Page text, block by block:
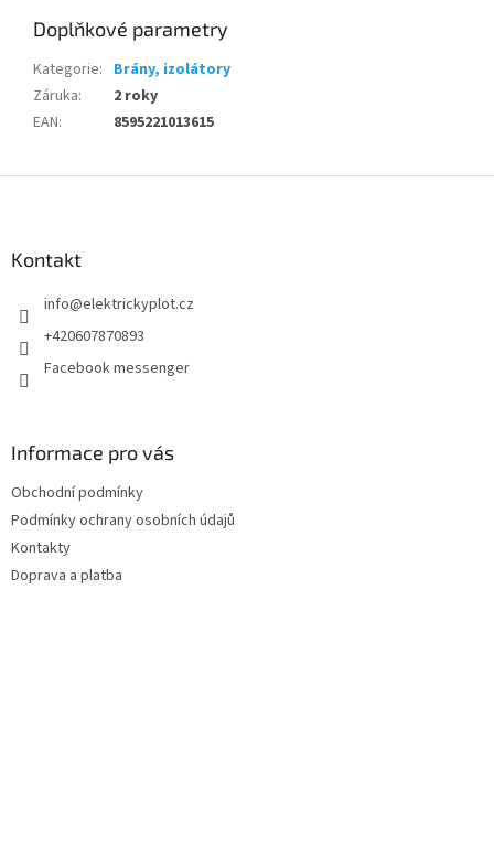
Doplňkové parametry
Kategorie: Brány, izolátory
Záruka:
2 roky
EAN: 8595221013615
Kontakt
info@elektrickyplot.cz
+420607870893
Facebook messenger
Informace pro vás
Obchodní podmínky
Podmínky ochrany osobních údajů
Kontakty
Doprava a platba